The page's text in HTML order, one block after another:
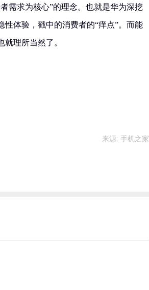
需求为核心”的理念。也就是华为深挖
体验，戳中的消费者的“痒点”。而能
理所当然了。
来源: 手机之家